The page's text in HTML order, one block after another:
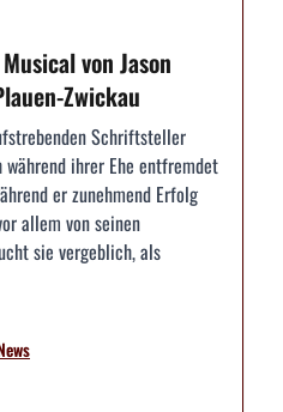
von Jason
Zwickau
Schriftsteller
ihrer Ehe entfremdet
er zunehmend Erfolg
allem von seinen
sie vergeblich, als